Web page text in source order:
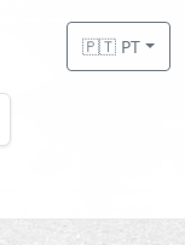
🇵🇹 PT